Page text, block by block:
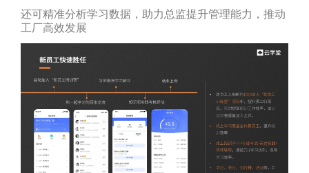
还可精准分析学习数据，助力总监提升管理能力，推动
工厂高效发展